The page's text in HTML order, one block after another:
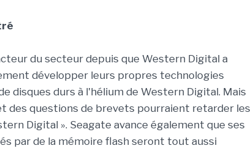
du secteur depuis que Western Digital a
développer leurs propres technologies
disques durs à l'hélium de Western Digital. Mais
des questions de brevets pourraient retarder les
Digital ». Seagate avance également que ses
par de la mémoire flash seront tout aussi